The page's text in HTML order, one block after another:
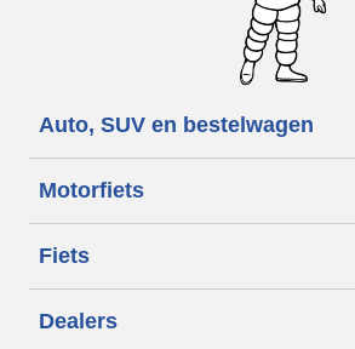
Auto, SUV en bestelwagen
Motorfiets
Fiets
Dealers